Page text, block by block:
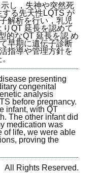
し，失神や突然死
る先天性LQTS が
解析を行い，乳児
QT 延長を認めて
的なQT 延長を認 め
早期に遺伝子診断
指導や管理方針を
presenting
congenital
analysis
before pregnancy.
infant, with QT
The other infant did
medication was
of life, we were able
proving the
Rights Reserved.